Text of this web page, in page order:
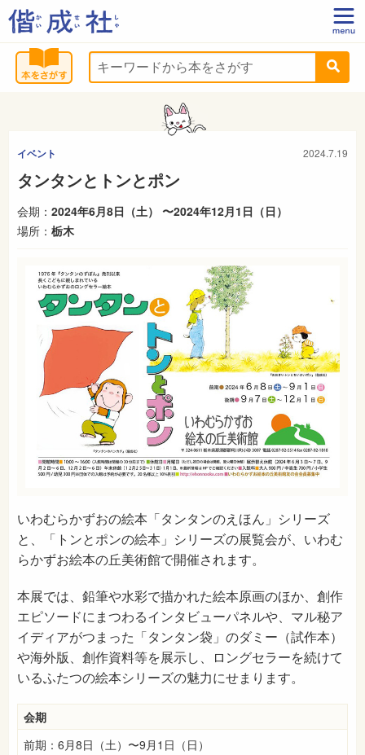
イベント 2024.7.19
タンタンとトンとポン
会期： 2024年6月8日（土） 〜2024年12月1日（日）
場所： 栃木
いわむらかずおの絵本「タンタンのえほん」シリーズ
と、「トンとポンの絵本」シリーズの展覧会が、いわむ
らかずお絵本の丘美術館で開催されます。
本展では、鉛筆や水彩で描かれた絵本原画のほか、創作
エピソードにまつわるインタビューパネルや、マル秘ア
イディアがつまった「タンタン袋」のダミー（試作本）
や海外版、創作資料等を展示し、ロングセラーを続けて
いるふたつの絵本シリーズの魅力にせまります。
会期
前期：6月8日（土）〜9月1日（日）